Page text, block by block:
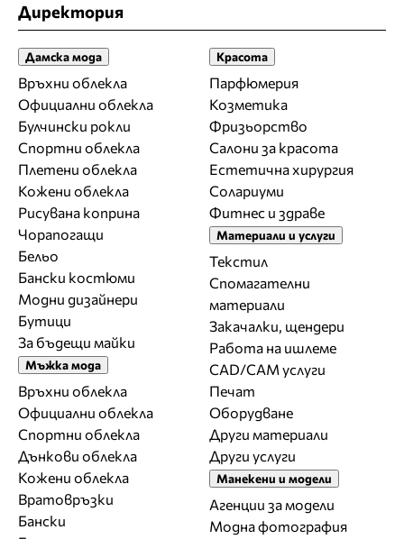
Директория
Дамска мода
Връхни облекла
Официални облекла
Булчински рокли
Спортни облекла
Плетени облекла
Кожени облекла
Рисувана коприна
Чорапогащи
Бельо
Бански костюми
Модни дизайнери
Бутици
За бъдещи майки
Мъжка мода
Връхни облекла
Официални облекла
Спортни облекла
Дънкови облекла
Кожени облекла
Вратовръзки
Бански
Красота
Парфюмерия
Козметика
Фризьорство
Салони за красота
Естетична хирургия
Солариуми
Фитнес и здраве
Материали и услуги
Текстил
Спомагателни
материали
Закачалки, щендери
Работа на ишлеме
CAD/CAM услуги
Печат
Оборудване
Други материали
Други услуги
Манекени и модели
Агенции за модели
Модна фотография